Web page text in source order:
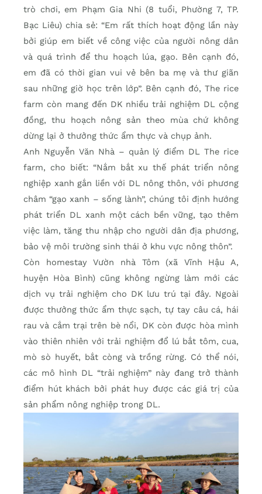
trò chơi, em Phạm Gia Nhi (8 tuổi, Phường 7, TP.
Bạc Liêu) chia sẻ: “Em rất thích hoạt động lần này
bởi giúp em biết về công việc của người nông dân
và quá trình để thu hoạch lúa, gạo. Bên cạnh đó,
em đã có thời gian vui vẻ bên ba mẹ và thư giãn
sau những giờ học trên lớp”. Bên cạnh đó, The rice
farm còn mang đến DK nhiều trải nghiệm DL cộng
đồng, thu hoạch nông sản theo mùa chứ không
dừng lại ở thưởng thức ẩm thực và chụp ảnh.
Anh Nguyễn Văn Nhà – quản lý điểm DL The rice
farm, cho biết: “Nắm bắt xu thế phát triển nông
nghiệp xanh gắn liền với DL nông thôn, với phương
châm “gạo xanh – sống lành”, chúng tôi định hướng
phát triển DL xanh một cách bền vững, tạo thêm
việc làm, tăng thu nhập cho người dân địa phương,
bảo vệ môi trường sinh thái ở khu vực nông thôn”.
Còn homestay Vườn nhà Tôm (xã Vĩnh Hậu A,
huyện Hòa Bình) cũng không ngừng làm mới các
dịch vụ trải nghiệm cho DK lưu trú tại đây. Ngoài
được thưởng thức ẩm thực sạch, tự tay câu cá, hái
rau và cắm trại trên bè nổi, DK còn được hòa mình
vào thiên nhiên với trải nghiệm đổ lú bắt tôm, cua,
mò sò huyết, bắt còng và trồng rừng. Có thể nói,
các mô hình DL “trải nghiệm” này đang trở thành
điểm hút khách bởi phát huy được các giá trị của
sản phẩm nông nghiệp trong DL.